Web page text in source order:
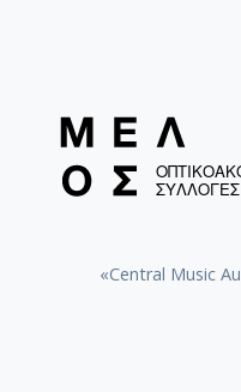
«Central Music